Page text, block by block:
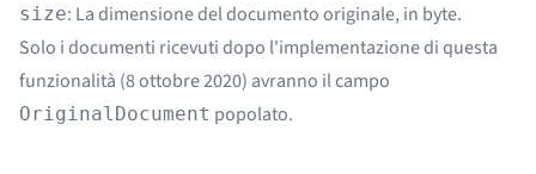
size: La dimensione del documento originale, in byte.
Solo i documenti ricevuti dopo l'implementazione di questa
funzionalità (8 ottobre 2020) avranno il campo
OriginalDocument popolato.